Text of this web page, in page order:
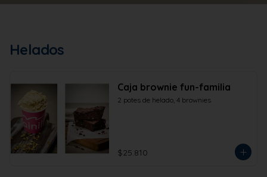
Helados
Caja brownie fun-familia
2 potes de helado, 4 brownies
$25.810